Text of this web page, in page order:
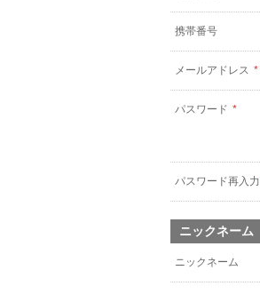
携帯番号
メールアドレス *
パスワード *
パスワード再入力
ニックネーム
ニックネーム